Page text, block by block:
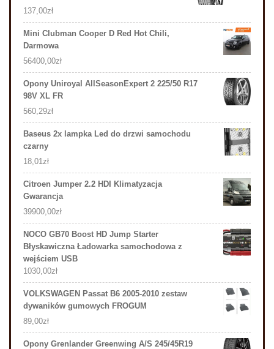
137,00zł
Mini Clubman Cooper D Red Hot Chili,
Darmowa
56400,00zł
Opony Uniroyal AllSeasonExpert 2 225/50 R17
98V XL FR
560,29zł
Baseus 2x lampka Led do drzwi samochodu
czarny
18,01 zł
Citroen Jumper 2.2 HDI Klimatyzacja
Gwarancja
39900,00zł
NOCO GB70 Boost HD Jump Starter
Błyskawiczna Ładowarka samochodowa z
wejściem USB
1030,00zł
VOLKSWAGEN Passat B6 2005-2010 zestaw
dywaników gumowych FROGUM
89,00zł
Opony Grenlander Greenwing A/S 245/45R19